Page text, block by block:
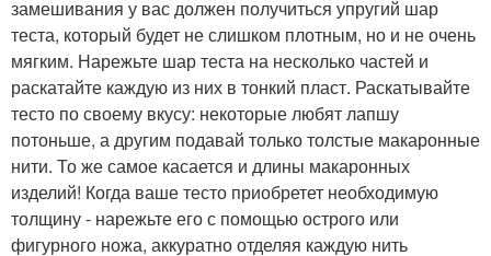
замешивания у вас должен получиться упругий шар
теста, который будет не слишком плотным, но и не очень
мягким. Нарежьте шар теста на несколько частей и
раскатайте каждую из них в тонкий пласт. Раскатывайте
тесто по своему вкусу: некоторые любят лапшу
потоньше, а другим подавай только толстые макаронные
нити. То же самое касается и длины макаронных
изделий! Когда ваше тесто приобретет необходимую
толщину - нарежьте его с помощью острого или
фигурного ножа, аккуратно отделяя каждую нить